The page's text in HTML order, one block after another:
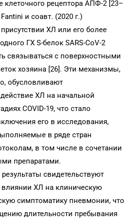
клеточного рецептора АПФ-2 [23–
и соавт. (2020 г.)
ХЛ или его более
ГХ S-белок SARS-CoV-2
связываться с поверхностными
хозяина [26]. Эти механизмы,
обусловливают
ХЛ на начальной
COVID-19, что стало
его в исследования,
в ряде стран
в том числе в сочетании
препаратами.
свидетельствуют
ХЛ на клиническую
симптоматику пневмонии, что
длительности пребывания